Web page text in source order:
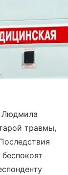
Людмила
травмы,